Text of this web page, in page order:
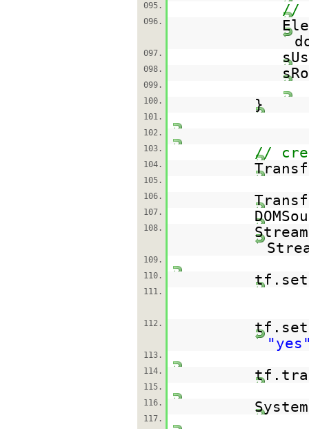
095.
//
096.
097.
098.
099.
100.
}
101.
102.
103.
//
104.
105.
106.
107.
108.
109.
110.
111.
112.
113.
114.
115.
116.
117.